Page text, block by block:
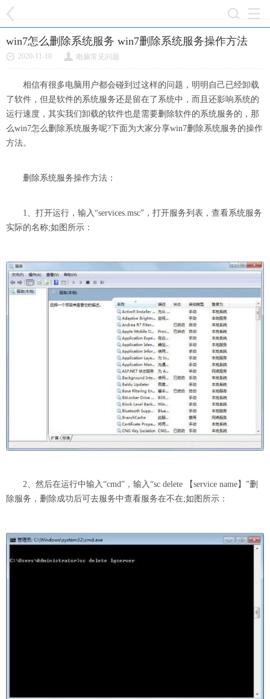
win7怎么删除系统服务 win7删除系统服务操作方法
2020-11-10 电脑常见问题
相信有很多电脑用户都会碰到过这样的问题，明明自己已经卸载
了软件，但是软件的系统服务还是留在了系统中，而且还影响系统的
运行速度，其实我们卸载的软件也是需要删除软件的系统服务的，那
么win7怎么删除系统服务呢?下面为大家分享win7删除系统服务的操作
方法。
删除系统服务操作方法：
1、打开运行，输入“services.msc”，打开服务列表，查看系统服务
实际的名称;如图所示：
2、然后在运行中输入“cmd”，输入“sc delete 【service name】”删
除服务，删除成功后可去服务中查看服务在不在;如图所示：